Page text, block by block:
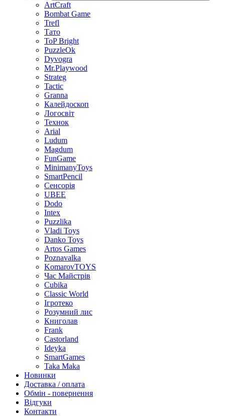
ArtCraft
Bombat Game
Trefl
Тато
ToP Bright
PuzzleOk
Dyvogra
Mr.Playwood
Strateg
Tactic
Granna
Калейдоскоп
Логосвіт
Технок
Arial
Ludum
Magdum
FunGame
MinimanyToys
SmartPencil
Сенсорія
UBEE
Dodo
Intex
Puzzlika
Vladi Toys
Danko Toys
Artos Games
Poznavalka
KomarovTOYS
Час Майстрів
Cubika
Classic World
Ігротеко
Розумний лис
Книголав
Frank
Castorland
Ideyka
SmartGames
Taka Maka
Новинки
Доставка / оплата
Обмін - повернення
Відгуки
Контакти